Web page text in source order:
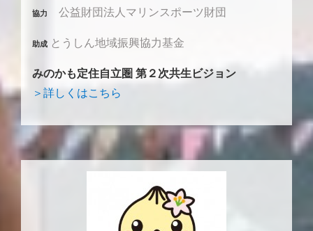
協力 公益財団法人マリンスポーツ財団
助成 とうしん地域振興協力基金
みのかも定住自立圏 第２次共生ビジョン
＞詳しくはこちら